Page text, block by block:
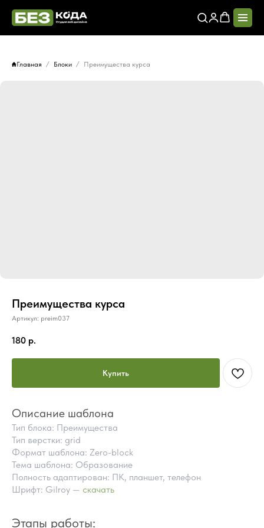
Главная Блоки Преимущества курса
Преимущества курса
Артикул: preim037
180 р.
Купить
Описание шаблона
Тип блока: Преимущества
Тип верстки: grid
Формат шаблона: Zero-block
Тема шаблона: Образование
Полность адаптирован: ПК, планшет, телефон
Шрифт: Gilroy — скачать
Этапы работы:
ПОЧЕМУ СТОИТ КУПИТЬ
ВМЕСТО ЗАКАЗА